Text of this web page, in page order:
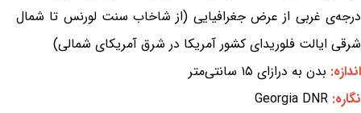
درجه‌ی غربی از عرض جغرافیایی (از شاخاب سنت لورنس تا شمال
شرقی ایالت فلوریدای کشور آمریکا در شرق آمریکای شمالی)
اندازه: بدن به درازای ۱۵ سانتی‌متر
نگاره: Georgia DNR